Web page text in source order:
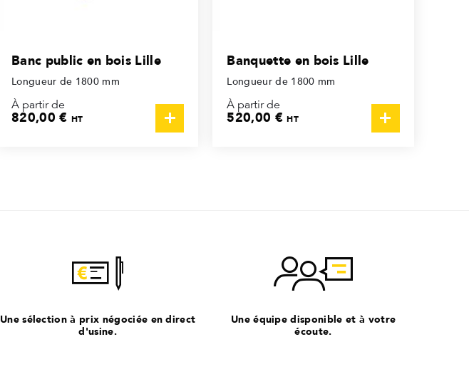
Banc public en bois Lille
Longueur de 1800 mm
À partir de
820,00 € HT
Banquette en bois Lille
Longueur de 1800 mm
À partir de
520,00 €HT
Une sélection à prix négociée en direct
d'usine.
Une équipe disponible et à votre
écoute.